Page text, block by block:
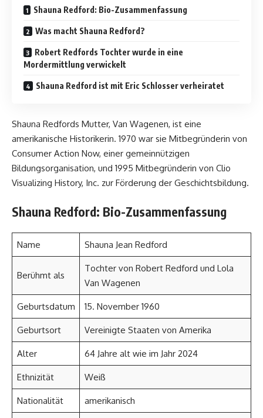
Shauna Redford: Bio-Zusammenfassung
Was macht Shauna Redford?
Robert Redfords Tochter wurde in eine
Mordermittlung verwickelt
Shauna Redford ist mit Eric Schlosser verheiratet
Shauna Redfords Mutter, Van Wagenen, ist eine
amerikanische Historikerin. 1970 war sie Mitbegründerin von
Consumer Action Now, einer gemeinnützigen
Bildungsorganisation, und 1995 Mitbegründerin von Clio
Visualizing History, Inc. zur Förderung der Geschichtsbildung.
Shauna Redford: Bio-Zusammenfassung
Name Shauna Jean Redford
Berühmt als
Tochter von Robert Redford und Lola
Van Wagenen
Geburtsdatum 15. November 1960
Geburtsort Vereinigte Staaten von Amerika
Alter 64 Jahre alt wie im Jahr 2024
Ethnizität Weiß
Nationalität amerikanisch